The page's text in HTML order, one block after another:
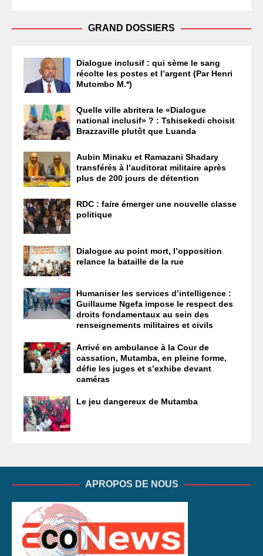
GRAND DOSSIERS
Dialogue inclusif : qui sème le sang
récolte les postes et l’argent (Par Henri
Mutombo M.*)
Quelle ville abritera le «Dialogue
national inclusif» ? : Tshisekedi choisit
Brazzaville plutôt que Luanda
Aubin Minaku et Ramazani Shadary
transférés à l’auditorat militaire après
plus de 200 jours de détention
RDC : faire émerger une nouvelle classe
politique
Dialogue au point mort, l’opposition
relance la bataille de la rue
Humaniser les services d’intelligence :
Guillaume Ngefa impose le respect des
droits fondamentaux au sein des
renseignements militaires et civils
Arrivé en ambulance à la Cour de
cassation, Mutamba, en pleine forme,
défie les juges et s’exhibe devant
caméras
Le jeu dangereux de Mutamba
APROPOS DE NOUS